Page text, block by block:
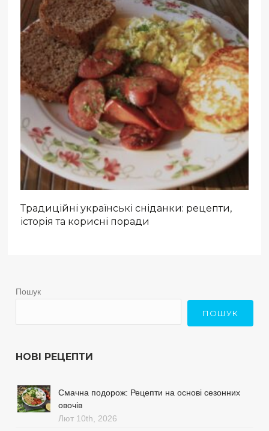
Традиційні українські сніданки: рецепти,
історія та корисні поради
Пошук
ПОШУК
НОВІ РЕЦЕПТИ
Смачна подорож: Рецепти на основі сезонних
овочів
Лют 10th, 2026